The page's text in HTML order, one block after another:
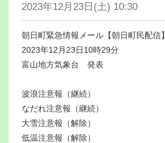
2023年12月23日(土) 10:30
朝日町緊急情報メール【朝日町民配信】
2023年12月23日10時29分
富山地方気象台 発表
波浪注意報（継続）
なだれ注意報（継続）
大雪注意報（解除）
低温注意報（解除）